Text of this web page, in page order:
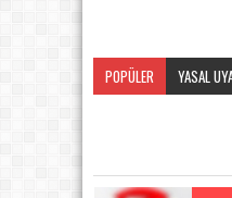
POPÜLER YASAL